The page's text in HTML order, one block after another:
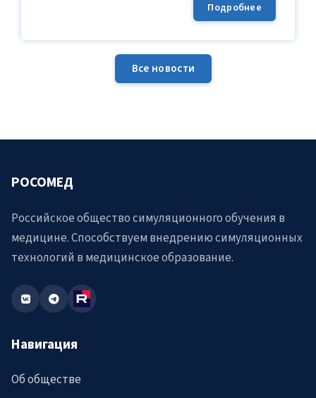
Подробнее
Все новости
РОСОМЕД
Российское общество симуляционного обучения в
медицине. Способствуем внедрению симуляционных
технологий в медицинское образование.
Навигация
Об обществе